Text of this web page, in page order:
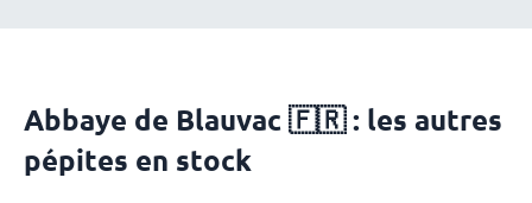
Abbaye de Blauvac 🇫🇷 : les autres
pépites en stock